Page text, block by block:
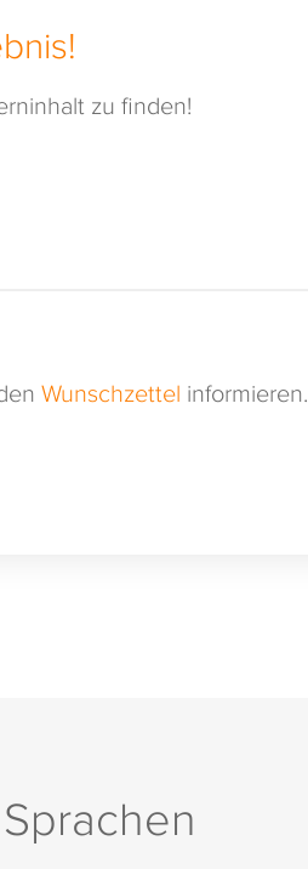
zu finden!
Wunschzettel informieren.
Sprachen